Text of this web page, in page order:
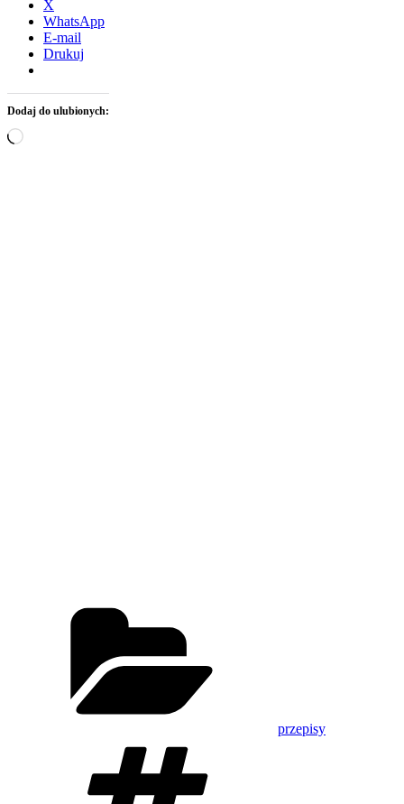
X
WhatsApp
E-mail
Drukuj
Dodaj do ulubionych:
Wczytywanie…
przepisy